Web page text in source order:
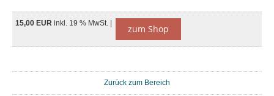
15,00 EUR inkl. 19 % MwSt. | zum Shop
Zurück zum Bereich